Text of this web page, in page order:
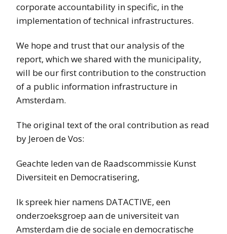
corporate accountability in specific, in the
implementation of technical infrastructures.
We hope and trust that our analysis of the
report, which we shared with the municipality,
will be our first contribution to the construction
of a public information infrastructure in
Amsterdam.
The original text of the oral contribution as read
by Jeroen de Vos:
Geachte leden van de Raadscommissie Kunst
Diversiteit en Democratisering,
Ik spreek hier namens DATACTIVE, een
onderzoeksgroep aan de universiteit van
Amsterdam die de sociale en democratische